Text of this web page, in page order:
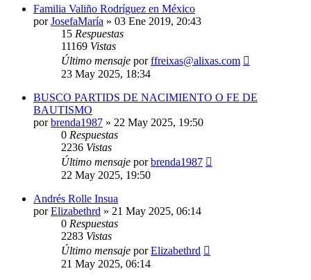
Familia Valiño Rodríguez en México
porJosefaMaría » 03 Ene 2019, 20:43
15 Respuestas
11169 Vistas
Último mensaje porffreixas@alixas.com
23 May 2025, 18:34
BUSCO PARTIDS DE NACIMIENTO O FE DE
BAUTISMO
porbrenda1987 » 22 May 2025, 19:50
0 Respuestas
2236 Vistas
Último mensaje porbrenda1987
22 May 2025, 19:50
Andrés Rolle Insua
porElizabethrd » 21 May 2025, 06:14
0 Respuestas
2283 Vistas
Último mensaje porElizabethrd
21 May 2025, 06:14